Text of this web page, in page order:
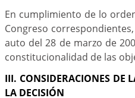
En cumplimiento de lo
Congreso
auto del 28 de marzo de
constitucionalidad de las
III. CONSIDERACIONES DE
LA DECISIÓN